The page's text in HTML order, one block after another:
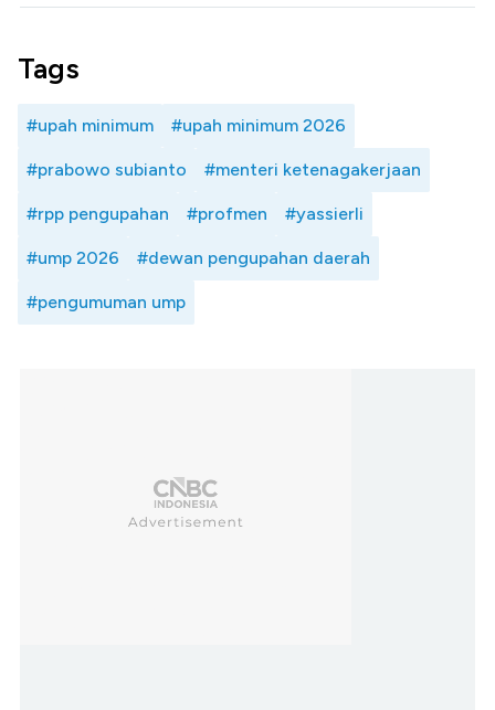
Tags
#upah minimum #upah minimum 2026
#prabowo subianto #menteri ketenagakerjaan
#rpp pengupahan #profmen #yassierli
#ump 2026 #dewan pengupahan daerah
#pengumuman ump